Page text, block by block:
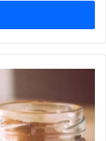
لمرضى
الضغط
والسكري: